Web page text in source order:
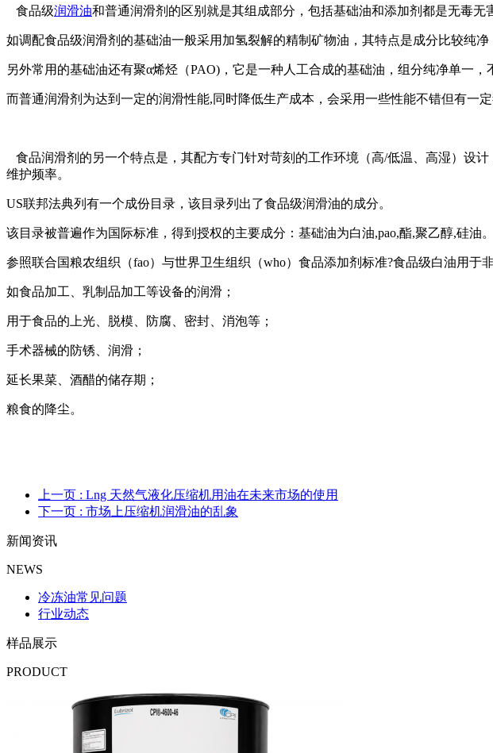
食品级润滑油和普通润滑剂的区别就是其组成部分，包括基础油和添加剂都是无毒
如调配食品级润滑剂的基础油一般采用加氢裂解的精制矿物油，其特点是成分比较纯
另外常用的基础油还有聚α烯烃（PAO)，它是一种人工合成的基础油，组分纯净单一
而普通润滑剂为达到一定的润滑性能,同时降低生产成本，会采用一些性能不错但有一
食品润滑剂的另一个特点是，其配方专门针对苛刻的工作环境（高/低温、高湿）设
维护频率。
US联邦法典列有一个成份目录，该目录列出了食品级润滑油的成分。
该目录被普遍作为国际标准，得到授权的主要成分：基础油为白油,pao,酯,聚乙醇,硅油
参照联合国粮农组织（fao）与世界卫生组织（who）食品添加剂标准?食品级白油用于
如食品加工、乳制品加工等设备的润滑；
用于食品的上光、脱模、防腐、密封、消泡等；
手术器械的防锈、润滑；
延长果菜、酒醋的储存期；
粮食的降尘。
上一页 : Lng 天然气液化压缩机用油在未来市场的使用
下一页 : 市场上压缩机润滑油的乱象
新闻资讯
NEWS
冷冻油常见问题
行业动态
样品展示
PRODUCT